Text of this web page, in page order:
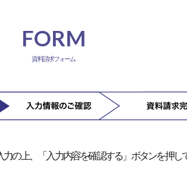
FORM
資料請求フォーム
の上、「入力内容を確認する」ボタンを押し